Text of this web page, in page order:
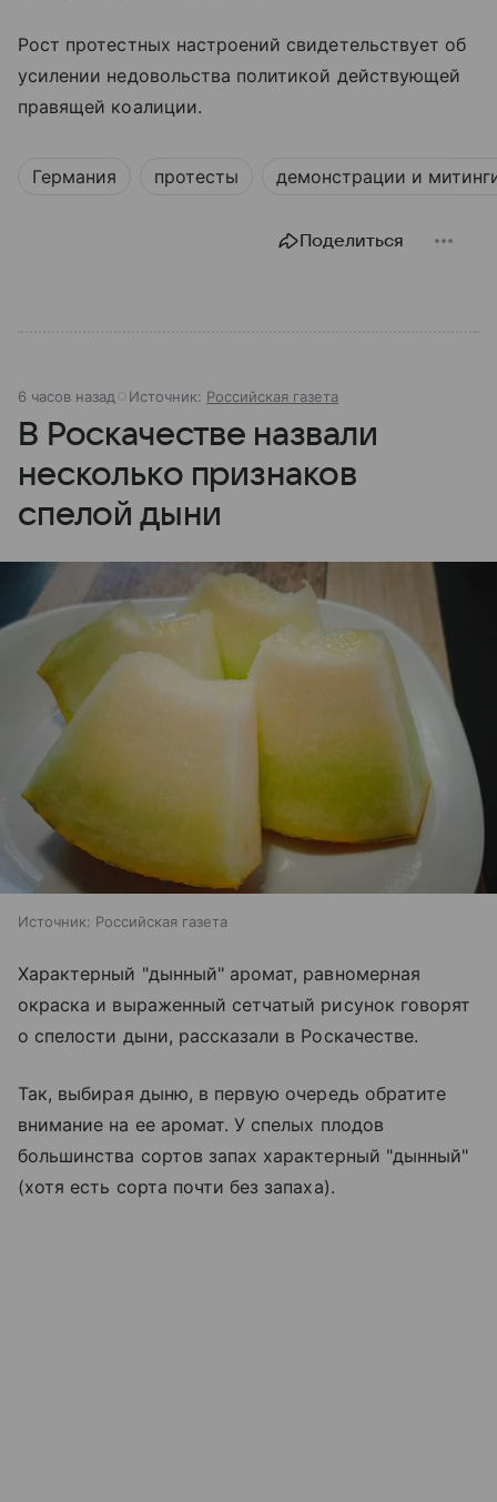
Рост протестных настроений свидетельствует об
усилении недовольства политикой действующей
правящей коалиции.
Германия протесты демонстрации и
Поделиться
6 часов назад Источник: Российская газета
В Роскачестве назвали
несколько признаков
спелой дыни
Источник: Российская газета
Характерный "дынный" аромат, равномерная
окраска и выраженный сетчатый рисунок говорят
о спелости дыни, рассказали в Роскачестве.
Так, выбирая дыню, в первую очередь обратите
внимание на ее аромат. У спелых плодов
большинства сортов запах характерный "дынный"
(хотя есть сорта почти без запаха).